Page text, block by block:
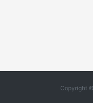
Copyright